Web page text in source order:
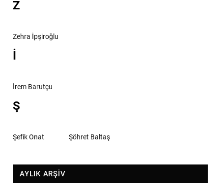
Z
Zehra İpşiroğlu
İ
İrem Barutçu
Ş
Şefik Onat Şöhret Baltaş
AYLIK ARŞİV